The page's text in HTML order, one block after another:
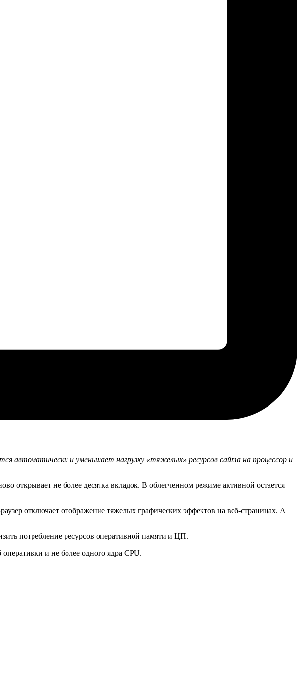
автоматически и уменьшает нагрузку «тяжелых» ресурсов сайта на процессор и
открывает не более десятка вкладок. В облегченном режиме активной остается
отключает отображение тяжелых графических эффектов на веб-страницах. А
потребление ресурсов оперативной памяти и ЦП.
и не более одного ядра CPU.